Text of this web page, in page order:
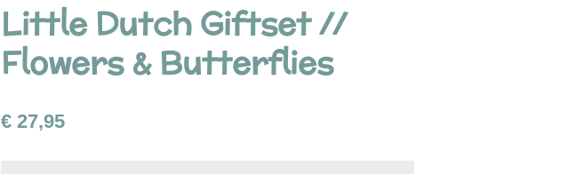
Little Dutch Giftset //
Flowers & Butterflies
€ 27,95